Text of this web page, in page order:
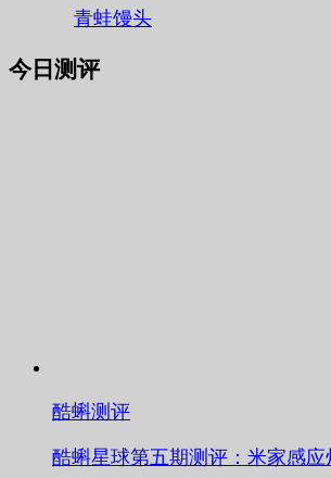
青蛙馒头
今日测评
酷蝌测评
酷蝌星球第五期测评：米家感应